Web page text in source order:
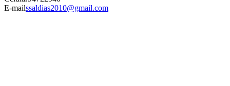
E-mailssaldias2010@gmail.com